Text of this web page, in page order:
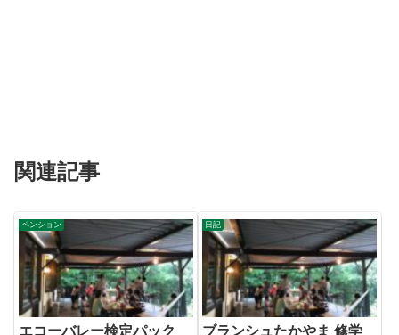
関連記事
ペンション
エコーバレー検定パック
日記
ブランシュたかやま 修学